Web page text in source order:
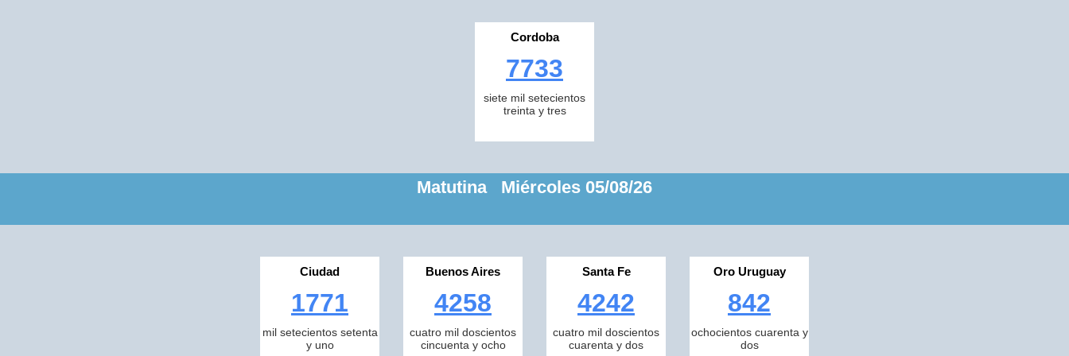
Cordoba
7733
siete mil setecientos
treinta y tres
Matutina Miércoles 05/08/26
Ciudad
1771
mil setecientos setenta
y uno
Buenos Aires
4258
cuatro mil doscientos
cincuenta y ocho
Santa Fe
4242
cuatro mil doscientos
cuarenta y dos
Oro Uruguay
842
ochocientos cuarenta y
dos